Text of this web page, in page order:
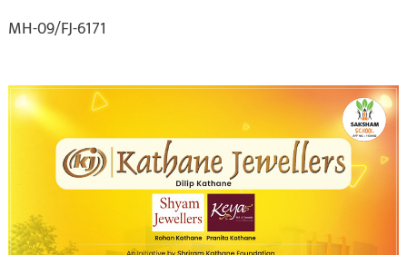
MH-09/FJ-6171